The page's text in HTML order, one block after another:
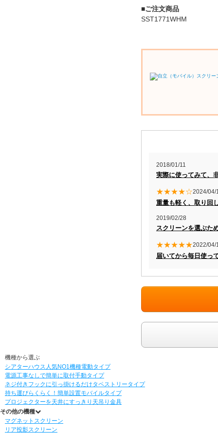
■ご注文商品
SST1771WHM
2018/01/11
実際に使ってみて、
★★★★☆2024/04/
重量も軽く、取り回
2019/02/28
スクリーンを選ぶた
★★★★★2022/04/
届いてから毎日使っ
機種から選ぶ
シアターハウス人気NO1機種電動タイプ
電源工事なしで簡単に取付手動タイプ
ネジ付きフックに引っ掛けるだけタペストリータイプ
持ち運びらくらく！簡単設置モバイルタイプ
プロジェクターを天井にすっきり 天吊り金具
その他の機種
マグネットスクリーン
リア投影スクリーン